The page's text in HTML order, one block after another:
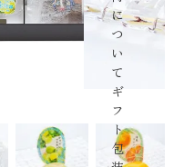
に
つ
い
て
ギ
フ
ト
包